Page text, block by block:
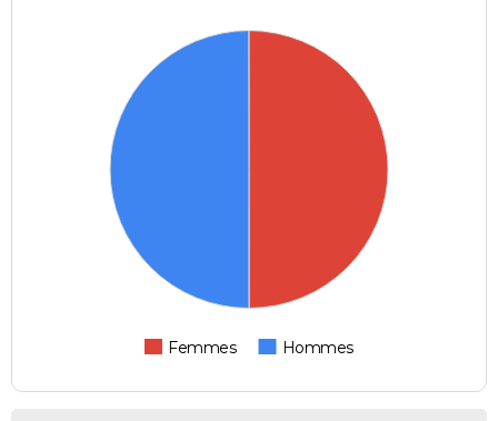
Femmes Hommes